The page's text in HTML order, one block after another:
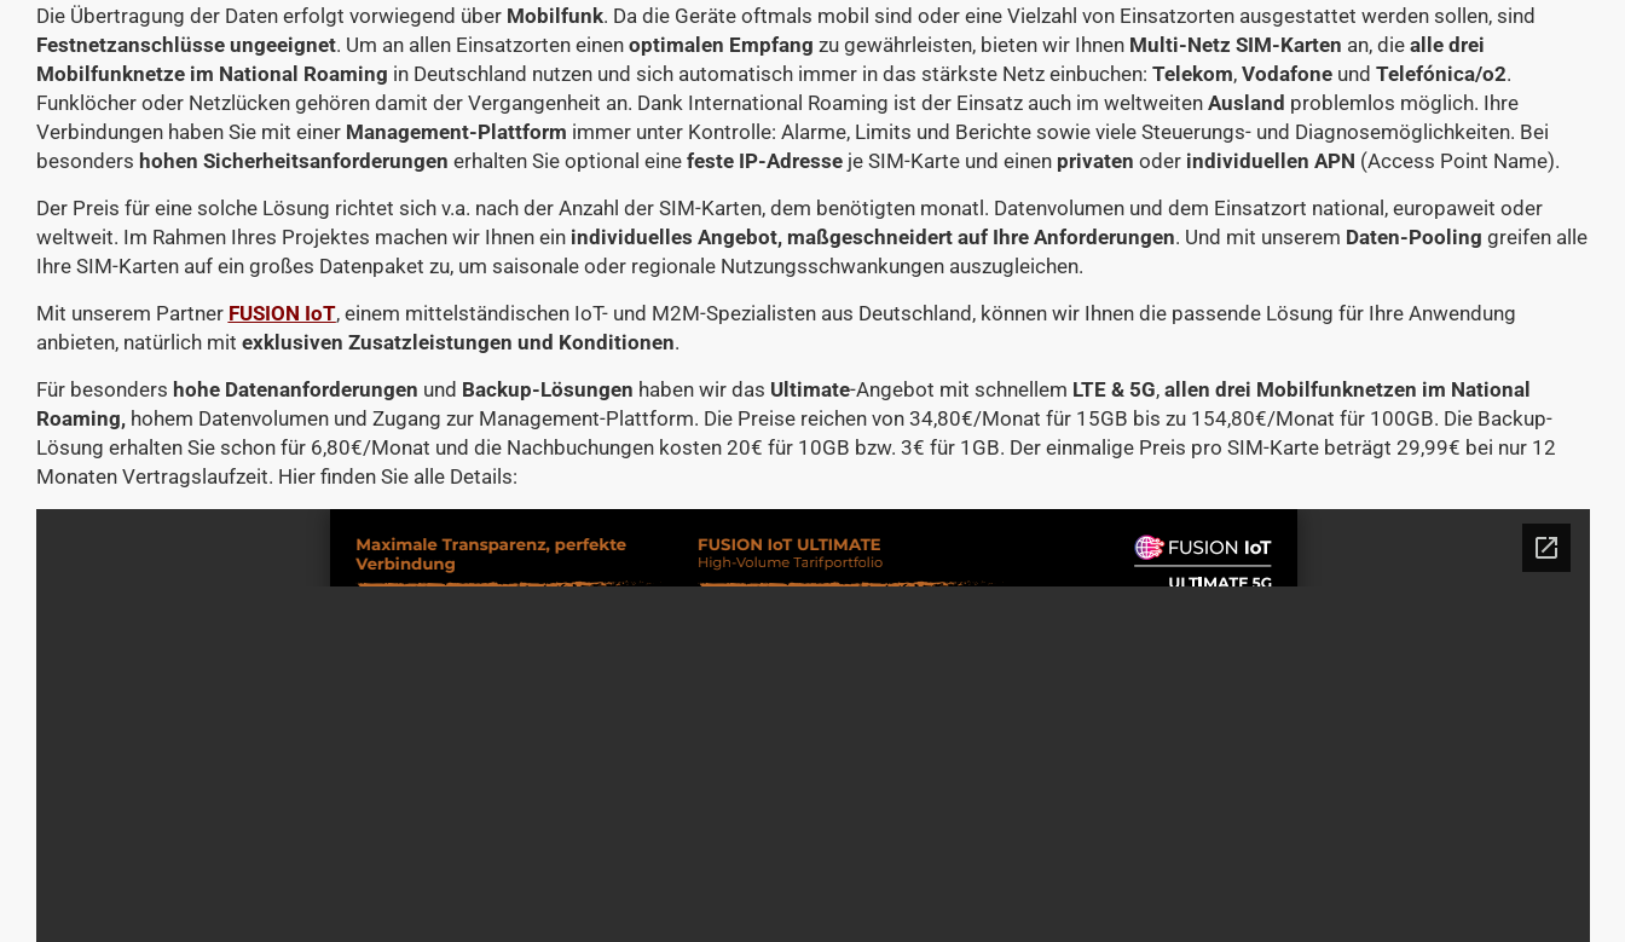
Die Übertragung der Daten erfolgt vorwiegend über Mobilfunk. Da die Geräte oftmals mobil sind oder eine Vielzahl von Einsatzorten ausgestattet werden sollen, sind
Festnetzanschlüsse ungeeignet. Um an allen Einsatzorten einen optimalen Empfang zu gewährleisten, bieten wir Ihnen Multi-Netz SIM-Karten an, die alle drei
Mobilfunknetze im National Roaming in Deutschland nutzen und sich automatisch immer in das stärkste Netz einbuchen: Telekom, Vodafoneund Telefónica/o2.
Funklöcher oder Netzlücken gehören damit der Vergangenheit an. Dank International Roaming ist der Einsatz auch im weltweiten Ausland problemlos möglich. Ihre
Verbindungen haben Sie mit einer Management-Plattform immer unter Kontrolle: Alarme, Limits und Berichte sowie viele Steuerungs- und Diagnosemöglichkeiten. Bei
besonders hohen Sicherheitsanforderungen erhalten Sie optional eine feste IP-Adresseje SIM-Karte und einen privaten oder individuellen APN (Access Point Name).
Der Preis für eine solche Lösung richtet sich v.a. nach der Anzahl der SIM-Karten, dem benötigten monatl. Datenvolumen und dem Einsatzort national, europaweit oder
weltweit. Im Rahmen Ihres Projektes machen wir Ihnen ein individuelles Angebot, maßgeschneidert auf Ihre Anforderungen. Und mit unserem Daten-Pooling greifen alle
Ihre SIM-Karten auf ein großes Datenpaket zu, um saisonale oder regionale Nutzungsschwankungen auszugleichen.
Mit unserem Partner FUSION IoT, einem mittelständischen IoT- und M2M-Spezialisten aus Deutschland, können wir Ihnen die passende Lösung für Ihre Anwendung
anbieten, natürlich mit exklusiven Zusatzleistungen und Konditionen.
Für besonders hohe Datenanforderungen und Backup-Lösungen haben wir das Ultimate-Angebot mit schnellem LTE & 5G, allen drei Mobilfunknetzen im National
Roaming, hohem Datenvolumen und Zugang zur Management-Plattform. Die Preise reichen von 34,80€/Monat für 15GB bis zu 154,80€/Monat für 100GB. Die Backup-
Lösung erhalten Sie schon für 6,80€/Monat und die Nachbuchungen kosten 20€ für 10GB bzw. 3€ für 1GB. Der einmalige Preis pro SIM-Karte beträgt 29,99€ bei nur 12
Monaten Vertragslaufzeit. Hier finden Sie alle Details: